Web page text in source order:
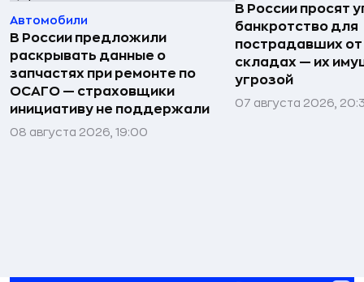
Автомобили
В России предложили
раскрывать данные о
запчастях при ремонте по
ОСАГО — страховщики
инициативу не поддержали
08 августа 2026, 19:00
В России просят
банкротство для
пострадавших
складах — их
угрозой
07 августа 2026,